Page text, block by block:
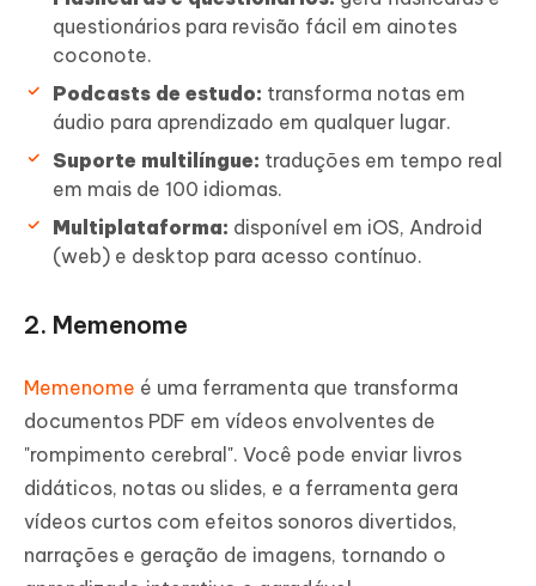
questionários para revisão fácil em ainotes
coconote.
Podcasts de estudo: transforma notas em
áudio para aprendizado em qualquer lugar.
Suporte multilíngue: traduções em tempo real
em mais de 100 idiomas.
Multiplataforma: disponível em iOS, Android
(web) e desktop para acesso contínuo.
2. Memenome
Memenome é uma ferramenta que transforma
documentos PDF em vídeos envolventes de
"rompimento cerebral". Você pode enviar livros
didáticos, notas ou slides, e a ferramenta gera
vídeos curtos com efeitos sonoros divertidos,
narrações e geração de imagens, tornando o